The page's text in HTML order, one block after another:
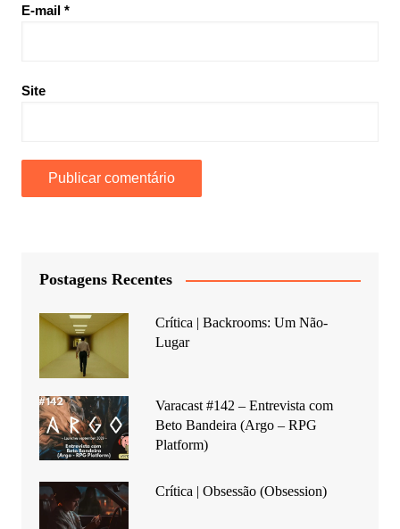
E-mail *
Site
Postagens Recentes
Crítica | Backrooms: Um Não-
Lugar
Varacast #142 – Entrevista com
Beto Bandeira (Argo – RPG
Platform)
Crítica | Obsessão (Obsession)